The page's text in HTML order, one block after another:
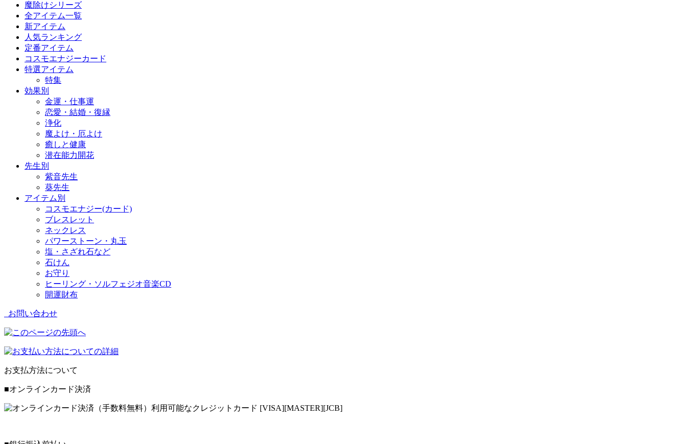
魔除けシリーズ
全アイテム一覧
新アイテム
人気ランキング
定番アイテム
コスモエナジーカード
特選アイテム
特集
効果別
金運・仕事運
恋愛・結婚・復縁
浄化
魔よけ・厄よけ
癒しと健康
潜在能力開花
先生別
紫音先生
葵先生
アイテム別
コスモエナジー(カード)
ブレスレット
ネックレス
パワーストーン・丸玉
塩・さざれ石など
石けん
お守り
ヒーリング・ソルフェジオ音楽CD
開運財布
お問い合わせ
お支払方法について
■オンラインカード決済